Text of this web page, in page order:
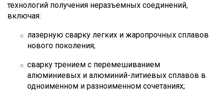
технологий получения неразъемных соединений,
включая:
лазерную сварку легких и жаропрочных сплавов
нового поколения;
сварку трением с перемешиванием
алюминиевых и алюминий-литиевых сплавов в
одноименном и разноименном сочетаниях;